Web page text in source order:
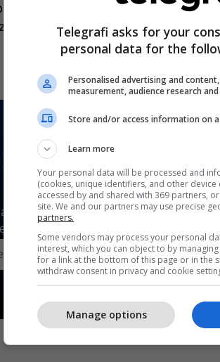
nuk kanë njohur rezultatet e
e ka quajtur të jashtëligjshëm.
Telegrafi asks for your
personal data for the
Personalised advertising and
measurement, audience research
Store and/or access information on
Learn more
Your personal data will be processed and
(cookies, unique identifiers, and other device
accessed by and shared with 369 partners,
site. We and our partners may use precise
partners.
Some vendors may process your personal
interest, which you can object to by
for a link at the bottom of this page or in the
withdraw consent in privacy and cookie
Manage options